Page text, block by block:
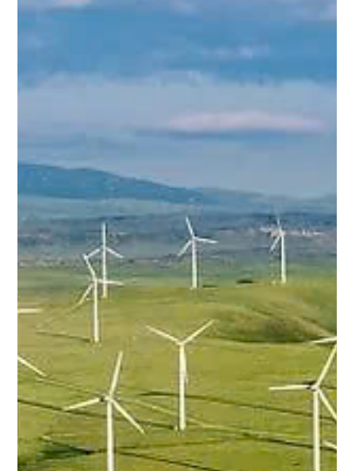
Đức Long Gia Lai (DLG): 2026 Bứt phá
tiềm năng, nâng tầm vị thế
Quang cảnh Hội nghị Đặc biệt, hội nghị lần này được xem là
cột mốc “vàng” để DLG công bố bản kế hoạch đầy tham
vọng nhằm tất toán toàn bộ nợ Ngân hàng và bứt phá với
mục tiêu tăng trưởng bình quân cả doanh thu và lợi nhuận
trên 20%/năm. Cùng với đó, DLG quyết tâm xóa sạch nợ
xấu. Theo đó, sau thời gian dài đối mặt với áp lực nợ vay, DLG
đã chính thức đưa ra lộ trình “về đích”. Cụ thể, đến ngày
31/12/2025 đã tất toán hơn 70% tổng nợ quá hạn tại các
ngân hàng. Đồng thời,